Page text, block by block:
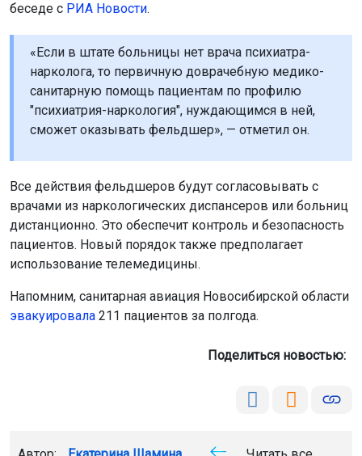
беседе с РИА Новости.
«Если в штате больницы нет врача психиатра-
нарколога, то первичную доврачебную медико-
санитарную помощь пациентам по профилю
"психиатрия-наркология", нуждающимся в ней,
сможет оказывать фельдшер», — отметил он.
Все действия фельдшеров будут согласовывать с
врачами из наркологических диспансеров или больниц
дистанционно. Это обеспечит контроль и безопасность
пациентов. Новый порядок также предполагает
использование телемедицины.
Напомним, санитарная авиация Новосибирской области
эвакуировала 211 пациентов за полгода.
Поделиться новостью: